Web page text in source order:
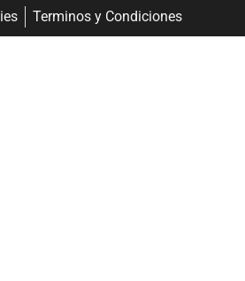
Terminos y Condiciones